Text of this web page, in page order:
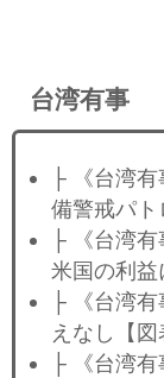
台湾有事
├ 《台湾
備警戒パト
├ 《台湾
米国の利
├ 《台湾
えなし【図
├ 《台湾